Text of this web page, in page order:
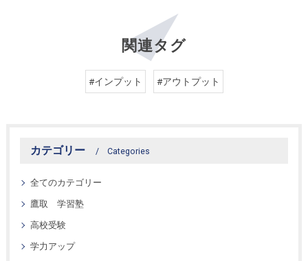
関連タグ
#インプット #アウトプット
カテゴリー Categories
全てのカテゴリー
鷹取 学習塾
高校受験
学力アップ